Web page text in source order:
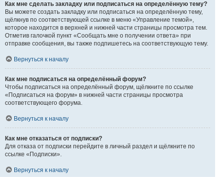
Как мне сделать закладку или подписаться на определённую тему?
Вы можете создать закладку или подписаться на определённую тему,
щёлкнув по соответствующей ссылке в меню «Управление темой»,
которое находится в верхней и нижней части страницы просмотра тем.
Отметив галочкой пункт «Сообщать мне о получении ответа» при
отправке сообщения, вы также подпишетесь на соответствующую тему.
Вернуться к началу
Как мне подписаться на определённый форум?
Чтобы подписаться на определённый форум, щёлкните по ссылке
«Подписаться на форум» в нижней части страницы просмотра
соответствующего форума.
Вернуться к началу
Как мне отказаться от подписки?
Для отказа от подписки перейдите в личный раздел и щёлкните по
ссылке «Подписки».
Вернуться к началу